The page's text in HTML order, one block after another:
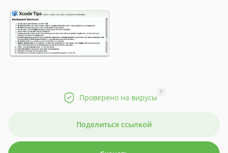
Проверено на вирусы
?
Поделиться ссылкой